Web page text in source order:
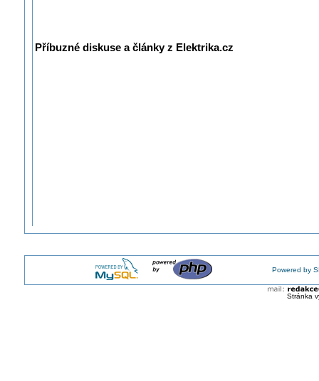
Příbuzné diskuse a články z Elektrika.cz
Powered by
Stránka